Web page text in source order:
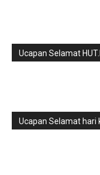
Ucapan Selamat
Ucapan Selamat hari